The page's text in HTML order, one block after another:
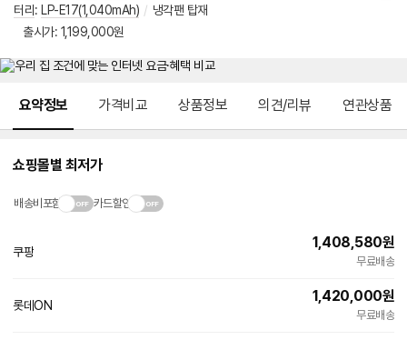
터리: LP-E17(1,040mAh) / 냉각팬 탑재
출시가
출시가: 1,199,000원
요약정보 가격비교 상품정보 의견/리뷰 연관상품
쇼핑몰별 최저가
배송비포함 카드할인
쿠팡
1,408,580원
무료배송
롯데ON
1,420,000원
무료배송